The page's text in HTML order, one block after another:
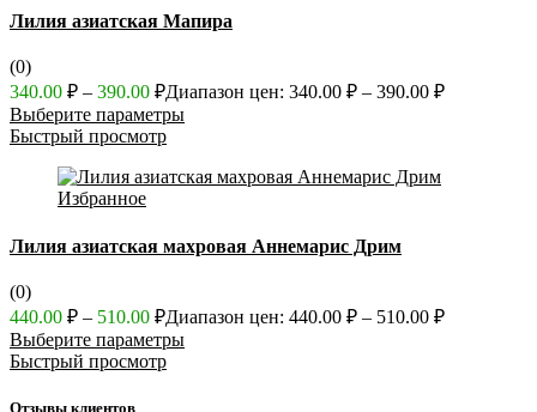
Лилия азиатская Мапира
(0)
340.00 ₽ – 390.00 ₽Диапазон цен: 340.00 ₽ – 390.00 ₽
Выберите параметры
Быстрый просмотр
Избранное
Лилия азиатская махровая Аннемарис Дрим
(0)
440.00 ₽ – 510.00 ₽Диапазон цен: 440.00 ₽ – 510.00 ₽
Выберите параметры
Быстрый просмотр
Отзывы клиентов